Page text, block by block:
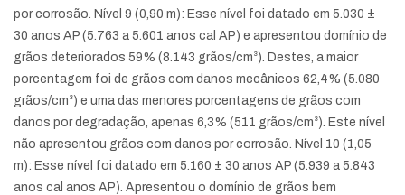
por corrosão. Nível 9 (0,90 m): Esse nível foi datado em 5.030 ±
30 anos AP (5.763 a 5.601 anos cal AP) e apresentou domínio de
grãos deteriorados 59% (8.143 grãos/cm³). Destes, a maior
porcentagem foi de grãos com danos mecânicos 62,4% (5.080
grãos/cm³) e uma das menores porcentagens de grãos com
danos por degradação, apenas 6,3% (511 grãos/cm³). Este nível
não apresentou grãos com danos por corrosão. Nível 10 (1,05
m): Esse nível foi datado em 5.160 ± 30 anos AP (5.939 a 5.843
anos cal anos AP). Apresentou o domínio de grãos bem